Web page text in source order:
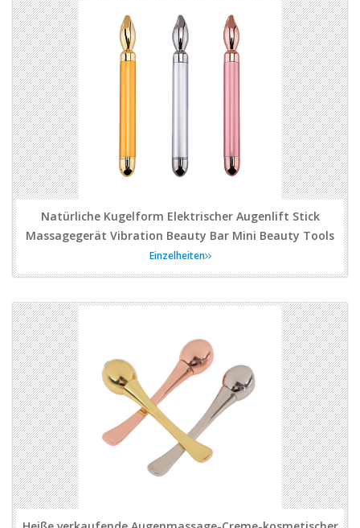
Natürliche Kugelform Elektrischer Augenlift Stick
Massagegerät Vibration Beauty Bar Mini Beauty Tools
Einzelheiten